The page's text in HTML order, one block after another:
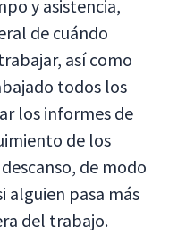
y asistencia,
de cuándo
así como
todos los
los informes de
de los
de modo
alguien pasa más
del trabajo.